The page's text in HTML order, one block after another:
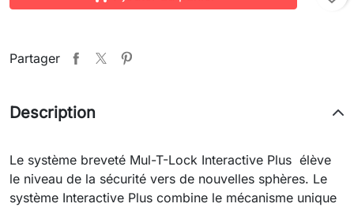
Partager
Description
Le système breveté Mul-T-Lock Interactive Plus élève
le niveau de la sécurité vers de nouvelles sphères. Le
système Interactive Plus combine le mécanisme unique